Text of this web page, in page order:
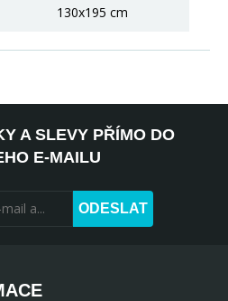
130x195 cm
A SLEVY PŘÍMO DO
E-MAILU
ODESLAT